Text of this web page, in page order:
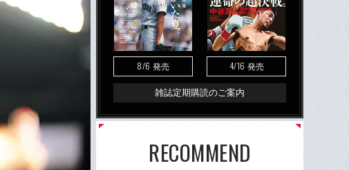
8/6 発売 4/16 発売
雑誌定期購読のご案内
RECOMMEND